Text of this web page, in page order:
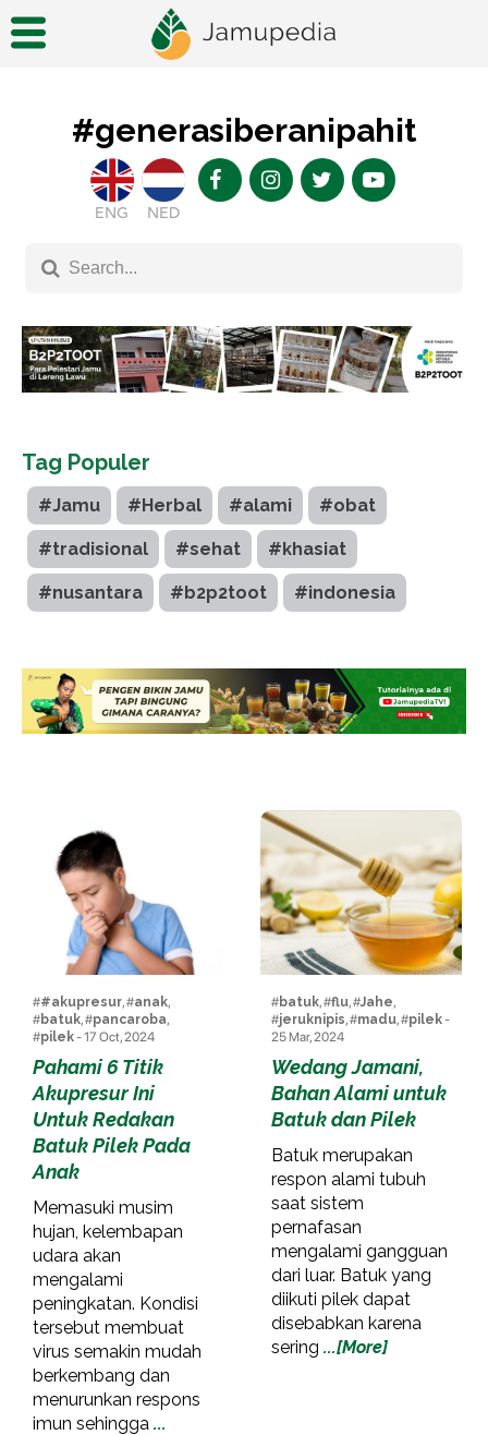
#generasiberanipahit
ENG NED
Tag Populer
#Jamu #Herbal #alami #obat
#tradisional #sehat #khasiat
#nusantara #b2p2toot #indonesia
##akupresur, #anak,
#batuk, #pancaroba,
#pilek- 17 Oct, 2024
Pahami 6 Titik
Akupresur Ini
Untuk Redakan
Batuk Pilek Pada
Anak
Memasuki musim
hujan, kelembapan
udara akan
mengalami
peningkatan. Kondisi
tersebut membuat
virus semakin mudah
berkembang dan
menurunkan respons
imun sehingga ...
#batuk, #flu, #Jahe,
#jeruknipis, #madu, #pilek-
25 Mar, 2024
Wedang Jamani,
Bahan Alami untuk
Batuk dan Pilek
Batuk merupakan
respon alami tubuh
saat sistem
pernafasan
mengalami gangguan
dari luar. Batuk yang
diikuti pilek dapat
disebabkan karena
sering ...[More]